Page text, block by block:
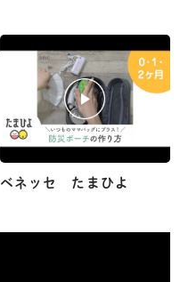
ベネッセ たまひよ